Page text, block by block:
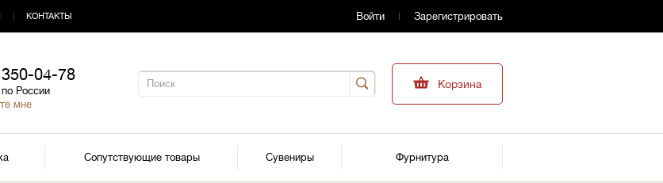
КОНТАКТЫ Войти Зарегистрировать
04-78
России
мне
Корзина
Сопутствующие товары Сувениры Фурнитура